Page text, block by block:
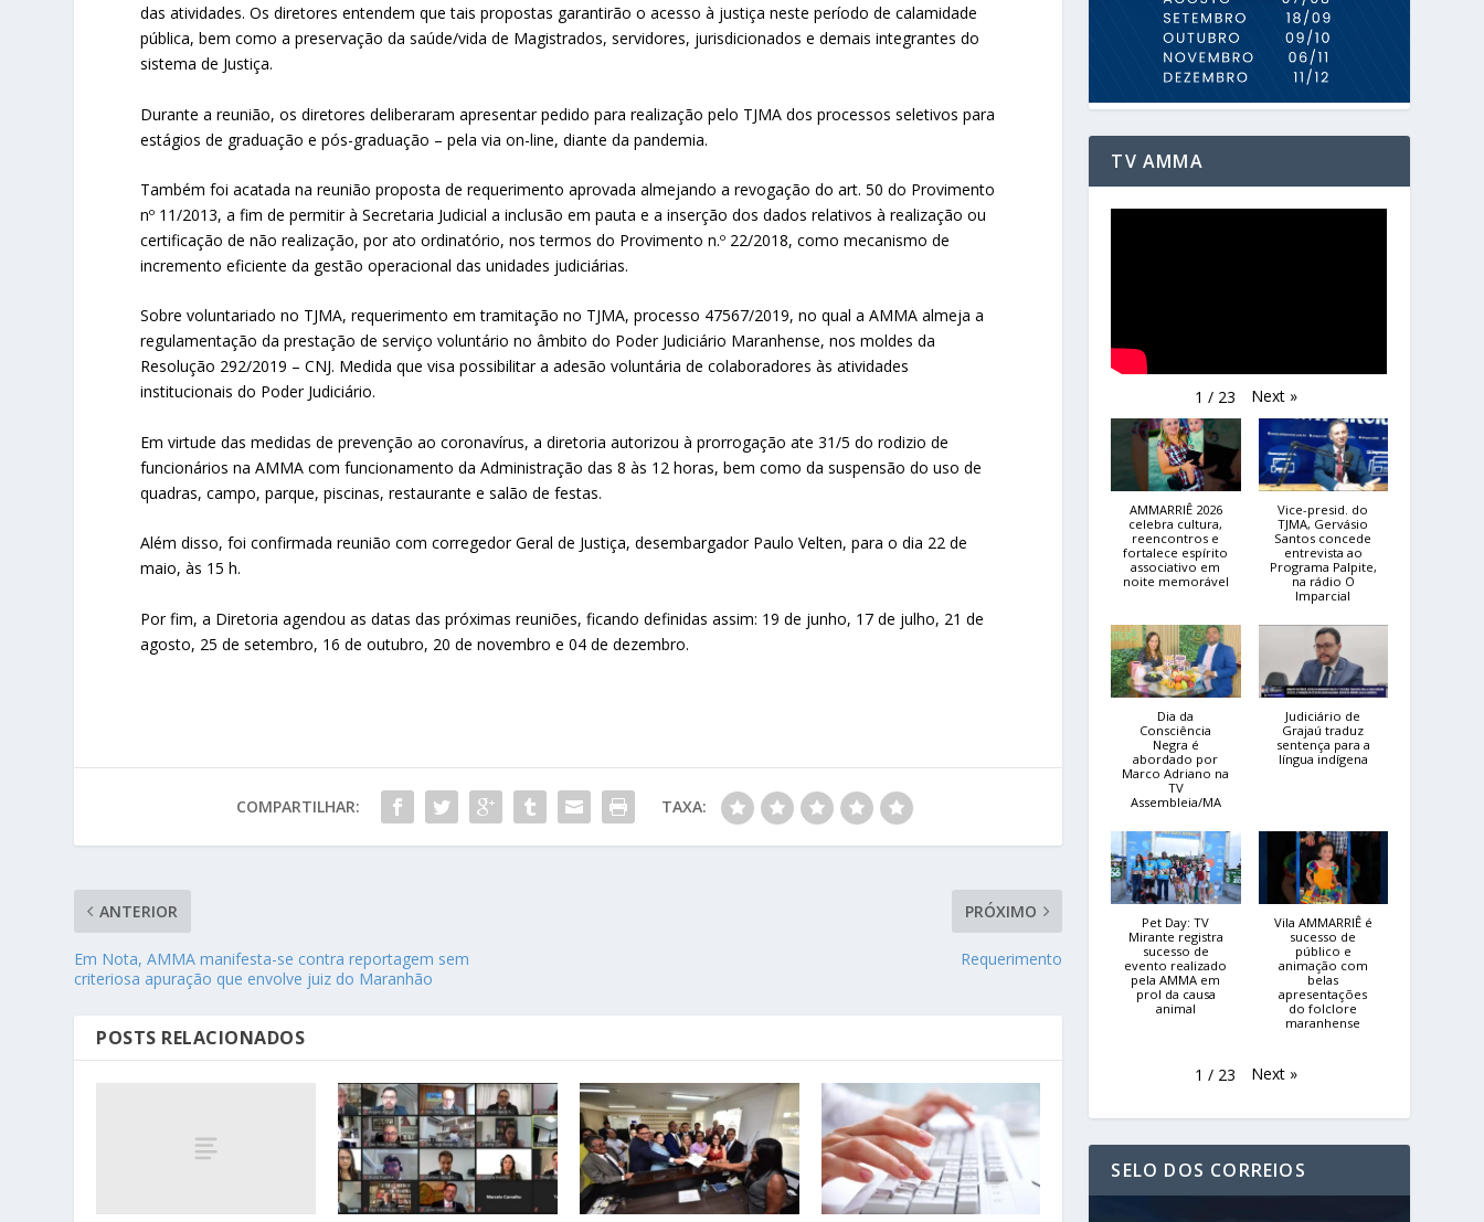
das atividades. Os diretores entendem que tais propostas garantirão o acesso à justiça neste período de calamidade
pública, bem como a preservação da saúde/vida de Magistrados, servidores, jurisdicionados e demais integrantes do
sistema de Justiça.
Durante a reunião, os diretores deliberaram apresentar pedido para realização pelo TJMA dos processos seletivos para
estágios de graduação e pós-graduação – pela via on-line, diante da pandemia.
Também foi acatada na reunião proposta de requerimento aprovada almejando a revogação do art. 50 do Provimento
nº 11/2013, a fim de permitir à Secretaria Judicial a inclusão em pauta e a inserção dos dados relativos à realização ou
certificação de não realização, por ato ordinatório, nos termos do Provimento n.º 22/2018, como mecanismo de
incremento eficiente da gestão operacional das unidades judiciárias.
Sobre voluntariado no TJMA, requerimento em tramitação no TJMA, processo 47567/2019, no qual a AMMA almeja a
regulamentação da prestação de serviço voluntário no âmbito do Poder Judiciário Maranhense, nos moldes da
Resolução 292/2019 – CNJ. Medida que visa possibilitar a adesão voluntária de colaboradores às atividades
institucionais do Poder Judiciário.
Em virtude das medidas de prevenção ao coronavírus, a diretoria autorizou à prorrogação ate 31/5 do rodizio de
funcionários na AMMA com funcionamento da Administração das 8 às 12 horas, bem como da suspensão do uso de
quadras, campo, parque, piscinas, restaurante e salão de festas.
Além disso, foi confirmada reunião com corregedor Geral de Justiça, desembargador Paulo Velten, para o dia 22 de
maio, às 15 h.
Por fim, a Diretoria agendou as datas das próximas reuniões, ficando definidas assim: 19 de junho, 17 de julho, 21 de
agosto, 25 de setembro, 16 de outubro, 20 de novembro e 04 de dezembro.
COMPARTILHAR: TAXA:
ANTERIOR
Em Nota, AMMA manifesta-se contra reportagem sem
criteriosa apuração que envolve juiz do Maranhão
PRÓXIMO
Requerimento
POSTS RELACIONADOS
TV AMMA
1 / 23 Next »
AMMARRIÊ 2026
celebra cultura,
reencontros e
fortalece espírito
associativo em
noite memorável
Vice-presid. do
TJMA, Gervásio
Santos concede
entrevista ao
Programa Palpite,
na rádio O
Imparcial
Dia da
Consciência
Negra é
abordado por
Marco Adriano na
TV
Assembleia/MA
Judiciário de
Grajaú traduz
sentença para a
língua indígena
Pet Day: TV
Mirante registra
sucesso de
evento realizado
pela AMMA em
prol da causa
animal
Vila AMMARRIÊ é
sucesso de
público e
animação com
belas
apresentações
do folclore
maranhense
1 / 23 Next »
SELO DOS CORREIOS